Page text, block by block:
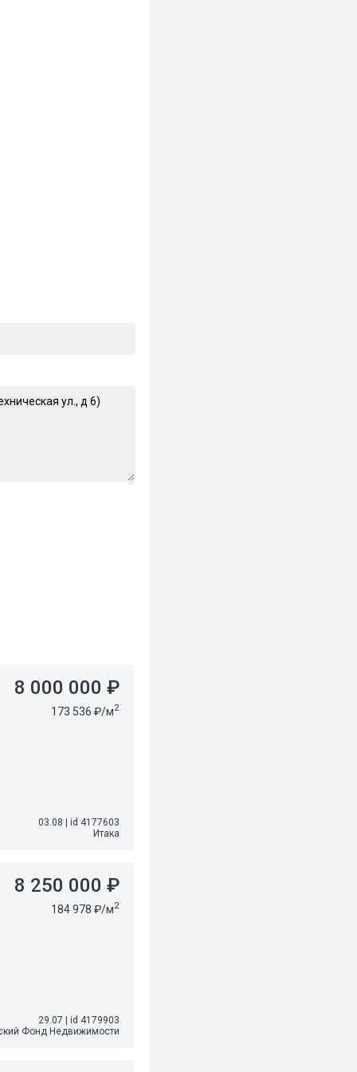
8 000 000 ₽
173 536 ₽/м2
03.08
id 4177603
Итака
8 250 000 ₽
184 978 ₽/м2
29.07
id 4179903
Фонд Недвижимости